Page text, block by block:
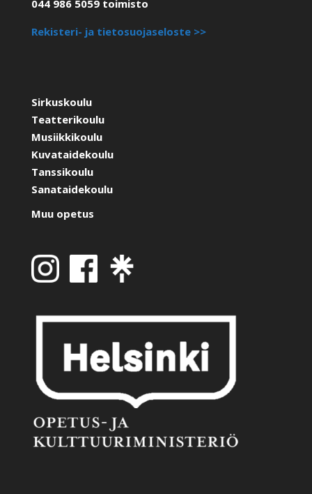
044 986 5059 toimisto
Rekisteri- ja tietosuojaseloste >>
Sirkuskoulu
Teatterikoulu
Musiikkikoulu
Kuvataidekoulu
Tanssikoulu
Sanataidekoulu
Muu opetus